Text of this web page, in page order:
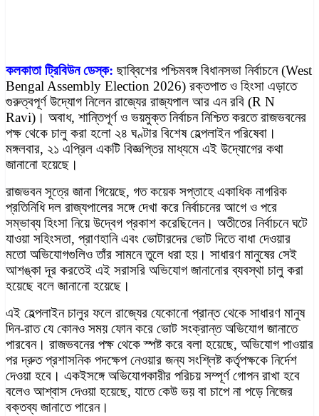
কলকাতা ট্রিবিউন ডেস্ক: ছাব্বিশের পশ্চিমবঙ্গ বিধানসভা নির্বাচনে (West
Bengal Assembly Election 2026) রক্তপাত ও হিংসা এড়াতে
গুরুত্বপূর্ণ উদ্যোগ নিলেন রাজ্যের রাজ্যপাল আর এন রবি (R N
Ravi)। অবাধ, শান্তিপূর্ণ ও ভয়মুক্ত নির্বাচন নিশ্চিত করতে রাজভবনের
পক্ষ থেকে চালু করা হলো ২৪ ঘণ্টার বিশেষ হেল্পলাইন পরিষেবা।
মঙ্গলবার, ২১ এপ্রিল একটি বিজ্ঞপ্তির মাধ্যমে এই উদ্যোগের কথা
জানানো হয়েছে।
রাজভবন সূত্রে জানা গিয়েছে, গত কয়েক সপ্তাহে একাধিক নাগরিক
প্রতিনিধি দল রাজ্যপালের সঙ্গে দেখা করে নির্বাচনের আগে ও পরে
সম্ভাব্য হিংসা নিয়ে উদ্বেগ প্রকাশ করেছিলেন। অতীতের নির্বাচনে ঘটে
যাওয়া সহিংসতা, প্রাণহানি এবং ভোটারদের ভোট দিতে বাধা দেওয়ার
মতো অভিযোগগুলিও তাঁর সামনে তুলে ধরা হয়। সাধারণ মানুষের সেই
আশঙ্কা দূর করতেই এই সরাসরি অভিযোগ জানানোর ব্যবস্থা চালু করা
হয়েছে বলে জানানো হয়েছে।
এই হেল্পলাইন চালুর ফলে রাজ্যের যেকোনো প্রান্ত থেকে সাধারণ মানুষ
দিন-রাত যে কোনও সময় ফোন করে ভোট সংক্রান্ত অভিযোগ জানাতে
পারবেন। রাজভবনের পক্ষ থেকে স্পষ্ট করে বলা হয়েছে, অভিযোগ পাওয়ার
পর দ্রুত প্রশাসনিক পদক্ষেপ নেওয়ার জন্য সংশ্লিষ্ট কর্তৃপক্ষকে নির্দেশ
দেওয়া হবে। একইসঙ্গে অভিযোগকারীর পরিচয় সম্পূর্ণ গোপন রাখা হবে
বলেও আশ্বাস দেওয়া হয়েছে, যাতে কেউ ভয় বা চাপে না পড়ে নিজের
বক্তব্য জানাতে পারেন।